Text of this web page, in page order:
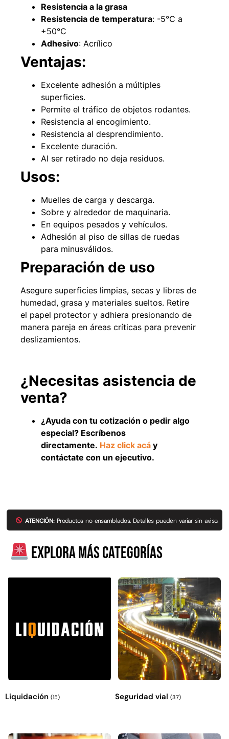
Resistencia a la grasa
Resistencia de temperatura: -5°C a
+50°C
Adhesivo: Acrílico
Ventajas:
Excelente adhesión a múltiples
superficies.
Permite el tráfico de objetos rodantes.
Resistencia al encogimiento.
Resistencia al desprendimiento.
Excelente duración.
Al ser retirado no deja residuos.
Usos:
Muelles de carga y descarga.
Sobre y alrededor de maquinaria.
En equipos pesados y vehículos.
Adhesión al piso de sillas de ruedas
para minusválidos.
Preparación de uso
Asegure superficies limpias, secas y libres de
humedad, grasa y materiales sueltos. Retire
el papel protector y adhiera presionando de
manera pareja en áreas críticas para prevenir
deslizamientos.
¿Necesitas asistencia de
venta?
¿Ayuda con tu cotización o pedir algo
especial? Escríbenos
directamente. Haz click acá y
contáctate con un ejecutivo.
ATENCIÓN:Productos no ensamblados. Detalles pueden variar sin aviso.
Explora más categorías
Liquidación (15) Seguridad vial (37)
Agregar al carrito
Explora más productos